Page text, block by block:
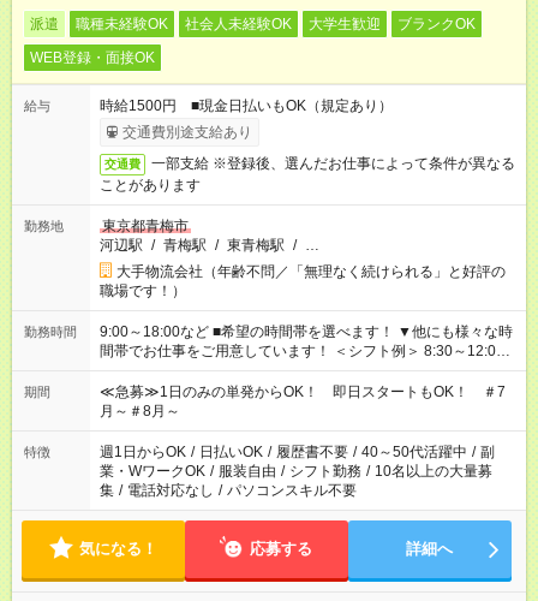
派遣 職種未経験OK 社会人未経験OK 大学生歓迎
ブランクOK
WEB登録・面接OK
給与
時給1500円 ■現金日払いもOK（規定あり）
交通費別途支給あり
交通費
一部支給 ※登録後、選んだお仕事によって条件が異なる
ことがあります
勤務地
東京都青梅市
河辺駅 / 青梅駅 / 東青梅駅 / …
大手物流会社（年齢不問／「無理なく続けられる」と好評の
職場です！）
勤務時間
9:00～18:00など ■希望の時間帯を選べます！ ▼他にも様々な時
間帯でお仕事をご用意しています！ ＜シフト例＞ 8:30～12:00
17:00～22:00 13:00～22:00 22:00～翌6:00 など
期間
≪急募≫1日のみの単発からOK！ 即日スタートもOK！ ＃7
月～＃8月～
特徴 週1日からOK / 日払いOK / 履歴書不要 / 40～50代活躍中 / 副
業・WワークOK / 服装自由 / シフト勤務 / 10名以上の大量募
集 / 電話対応なし / パソコンスキル不要
気になる！ 応募する 詳細へ